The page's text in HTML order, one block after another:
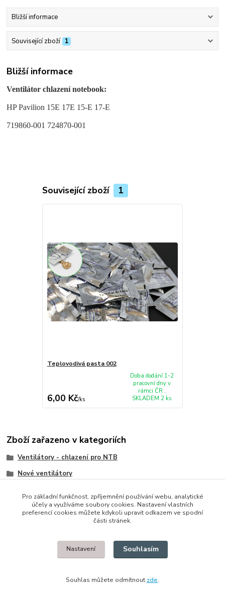
Bližší informace
Související zboží 1
Bližší informace
Ventilátor chlazení notebook:
HP Pavilion 15E 17E 15-E 17-E
719860-001 724870-001
Související zboží 1
Teplovodivá pasta 002
6,00 Kč/ks
Doba dodání 1-2
pracovní dny v
rámci ČR ,
SKLADEM 2 ks
Zboží zařazeno v kategoriích
Ventilátory - chlazení pro NTB
Nové ventilátory
© 2014 - 2025 Díly pro notebooky
Upravit sběr cookies.
Pro základní funkčnost, zpříjemnění používání webu, analytické
účely a využíváme soubory cookies. Nastavení vlastních
preferencí cookies můžete kdykoli upravit odkazem ve spodní
části stránek.
Nastavení Souhlasím
Souhlas můžete odmítnout zde.